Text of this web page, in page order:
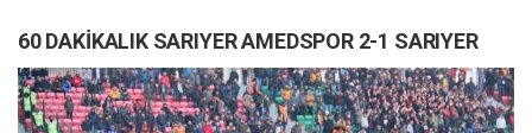
60 DAKİKALIK SARIYER AMEDSPOR 2-1 SARIYER